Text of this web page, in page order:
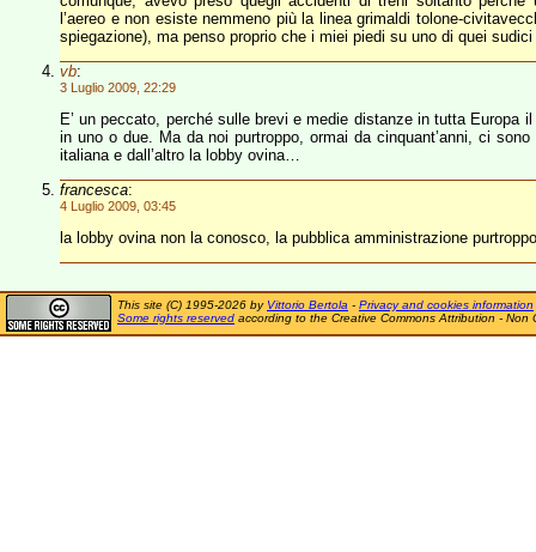
l’aereo e non esiste nemmeno più la linea grimaldi tolone-
spiegazione), ma penso proprio che i miei piedi su uno di quei
vb:
3 Luglio 2009, 22:29
E’ un peccato, perché sulle brevi e medie distanze in tutta
in uno o due. Ma da noi purtroppo, ormai da cinquant’anni, ci
italiana e dall’altro la lobby ovina…
francesca:
4 Luglio 2009, 03:45
la lobby ovina non la conosco, la pubblica amministrazione
This site (C) 1995-2026 by Vittorio Bertola - Privacy and cookies information
Some rights reserved according to the Creative Commons Attribution - Non